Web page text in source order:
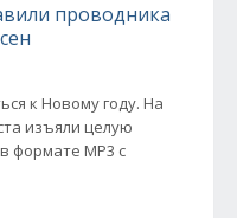
проводника
к Новому году. На
изъяли целую
формате MP3 с